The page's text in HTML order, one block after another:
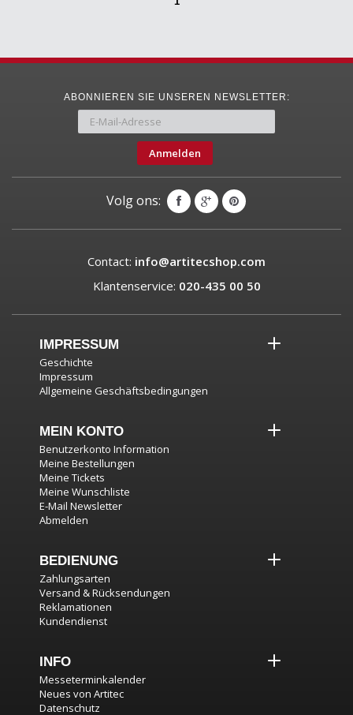
ABONNIEREN SIE UNSEREN NEWSLETTER:
Anmelden
Volg ons:
Contact: info@artitecshop.com
Klantenservice: 020-435 00 50
IMPRESSUM
Geschichte
Impressum
Allgemeine Geschäftsbedingungen
MEIN KONTO
Benutzerkonto Information
Meine Bestellungen
Meine Tickets
Meine Wunschliste
E-Mail Newsletter
Abmelden
BEDIENUNG
Zahlungsarten
Versand & Rücksendungen
Reklamationen
Kundendienst
INFO
Messeterminkalender
Neues von Artitec
Datenschutz